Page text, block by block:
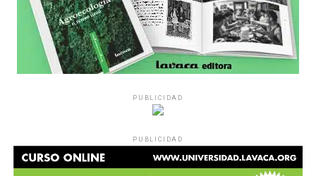
PUBLICIDAD
PUBLICIDAD